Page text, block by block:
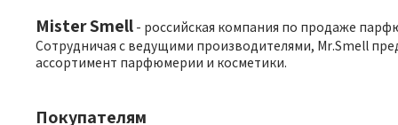
Mister Smell - российская компания по продаже
Сотрудничая с ведущими производителями, Mr.Smell
ассортимент парфюмерии и косметики.
Покупателям